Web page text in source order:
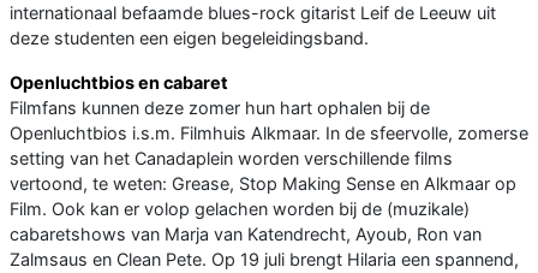
internationaal befaamde blues-rock gitarist Leif de Leeuw uit
deze studenten een eigen begeleidingsband.
Openluchtbios en cabaret
Filmfans kunnen deze zomer hun hart ophalen bij de
Openluchtbios i.s.m. Filmhuis Alkmaar. In de sfeervolle, zomerse
setting van het Canadaplein worden verschillende films
vertoond, te weten: Grease, Stop Making Sense en Alkmaar op
Film. Ook kan er volop gelachen worden bij de (muzikale)
cabaretshows van Marja van Katendrecht, Ayoub, Ron van
Zalmsaus en Clean Pete. Op 19 juli brengt Hilaria een spannend,